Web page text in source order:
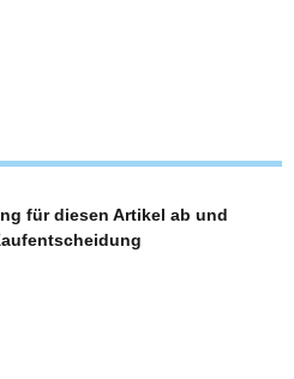
für diesen Artikel ab und